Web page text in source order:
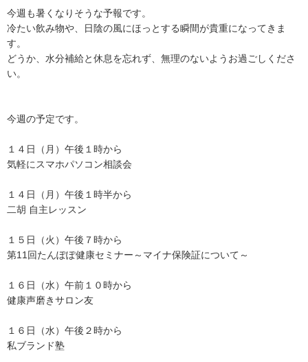
今週も暑くなりそうな予報です。
冷たい飲み物や、日陰の風にほっとする瞬間が貴重になってきま
す。
どうか、水分補給と休息を忘れず、無理のないようお過ごしくださ
い。
今週の予定です。
１４日（月）午後１時から
気軽にスマホパソコン相談会
１４日（月）午後１時半から
二胡 自主レッスン
１５日（火）午後７時から
第11回たんぽぽ健康セミナー～マイナ保険証について～
１６日（水）午前１０時から
健康声磨きサロン友
１６日（水）午後２時から
私ブランド塾